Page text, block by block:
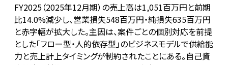
FY2025（2025年12月期）の売上高は1,051百万円と前期
比14.0%減少し、営業損失548百万円・純損失635百万円
と赤字幅が拡大した。主因は、案件ごとの個別対応を前提
とした「フロー型・人的依存型」のビジネスモデルで供給能
力と売上計上タイミングが制約されたことにある。自己資